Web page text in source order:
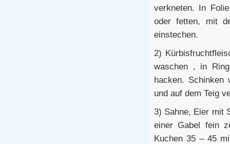
verkneten. In
oder fetten, mit
einstechen.
2)
waschen , in
hacken. Schinken
und auf dem Teig
3) Sahne, Eier mit
einer Gabel fein
Kuchen 35 – 45